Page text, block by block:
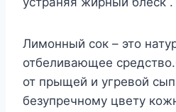
Лимонный сок – это
отбеливающее
от прыщей и угревой
безупречному цвету